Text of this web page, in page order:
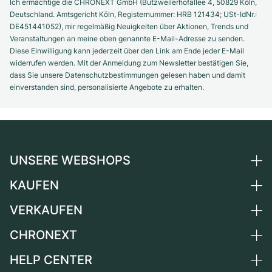
Ich ermächtige die CHRONEXT GmbH (Butzweilerhofallee 4, 50829 Köln,
Deutschland. Amtsgericht Köln, Registernummer: HRB 121434; USt-IdNr.:
DE451441052), mir regelmäßig Neuigkeiten über Aktionen, Trends und
Veranstaltungen an meine oben genannte E-Mail-Adresse zu senden.
Diese Einwilligung kann jederzeit über den Link am Ende jeder E-Mail
widerrufen werden. Mit der Anmeldung zum Newsletter bestätigen Sie,
dass Sie unsere Datenschutzbestimmungen gelesen haben und damit
einverstanden sind, personalisierte Angebote zu erhalten.
UNSERE WEBSHOPS
Deutschland
Schweiz
Frankreich
KAUFEN
Alle Luxusuhren
Independent Brands
VERKAUFEN
Uhr verkaufen
CHRONEXT
Über uns
HELP CENTER